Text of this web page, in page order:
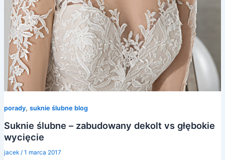
porady, suknie ślubne blog
Suknie ślubne – zabudowany dekolt vs głębokie
wycięcie
jacek / 1 marca 2017